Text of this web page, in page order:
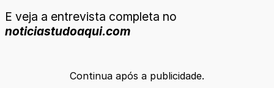
E veja a entrevista completa no
noticiastudoaqui.com
Continua após a publicidade.